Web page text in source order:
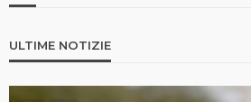
ULTIME NOTIZIE